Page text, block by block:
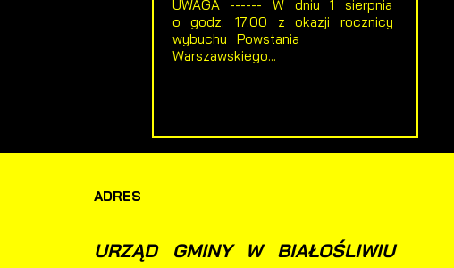
UWAGA ------ W dniu 1 sierpnia
o godz. 17.00 z okazji rocznicy
wybuchu Powstania
Warszawskiego...
ADRES
URZĄD GMINY W BIAŁOŚLIWIU